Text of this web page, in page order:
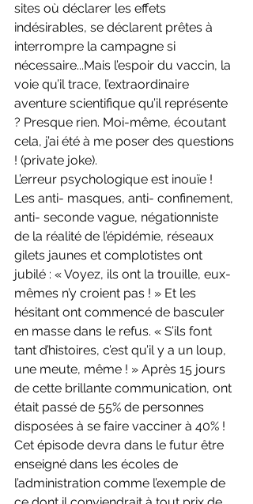
sites où déclarer les effets
indésirables, se déclarent prêtes à
interrompre la campagne si
nécessaire...Mais l’espoir du vaccin, la
voie qu’il trace, l’extraordinaire
aventure scientifique qu’il représente
? Presque rien. Moi-même, écoutant
cela, j’ai été à me poser des questions
! (private joke).
L’erreur psychologique est inouïe !
Les anti- masques, anti- confinement,
anti- seconde vague, négationniste
de la réalité de l’épidémie, réseaux
gilets jaunes et complotistes ont
jubilé : « Voyez, ils ont la trouille, eux-
mêmes n’y croient pas ! » Et les
hésitant ont commencé de basculer
en masse dans le refus. « S’ils font
tant d’histoires, c’est qu’il y a un loup,
une meute, même ! » Après 15 jours
de cette brillante communication, ont
était passé de 55% de personnes
disposées à se faire vacciner à 40% !
Cet épisode devra dans le futur être
enseigné dans les écoles de
l’administration comme l’exemple de